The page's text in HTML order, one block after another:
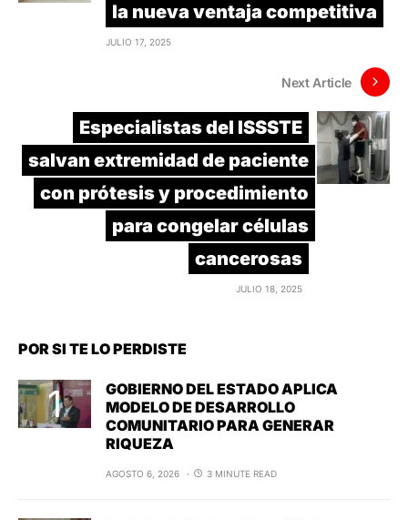
la nueva ventaja competitiva
JULIO 17, 2025
Next Article
Especialistas del ISSSTE
salvan extremidad de paciente
con prótesis y procedimiento
para congelar células
cancerosas
JULIO 18, 2025
POR SI TE LO PERDISTE
GOBIERNO DEL ESTADO APLICA
MODELO DE DESARROLLO
COMUNITARIO PARA GENERAR
RIQUEZA
AGOSTO 6, 2026 3 MINUTE READ